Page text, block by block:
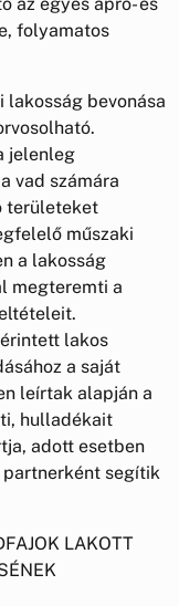
folyamatos
lakosság bevonása
jelenleg
vad számára
területeket
műszaki
a lakosság
megteremti a
lakos
a saját
leírtak alapján a
hulladékait
adott esetben
segítik
LAKOTT